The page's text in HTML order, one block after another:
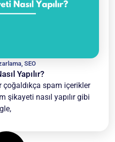
,SEO
Yapılır?
çoğaldıkça spam içerikler
şikayeti nasıl yapılır gibi